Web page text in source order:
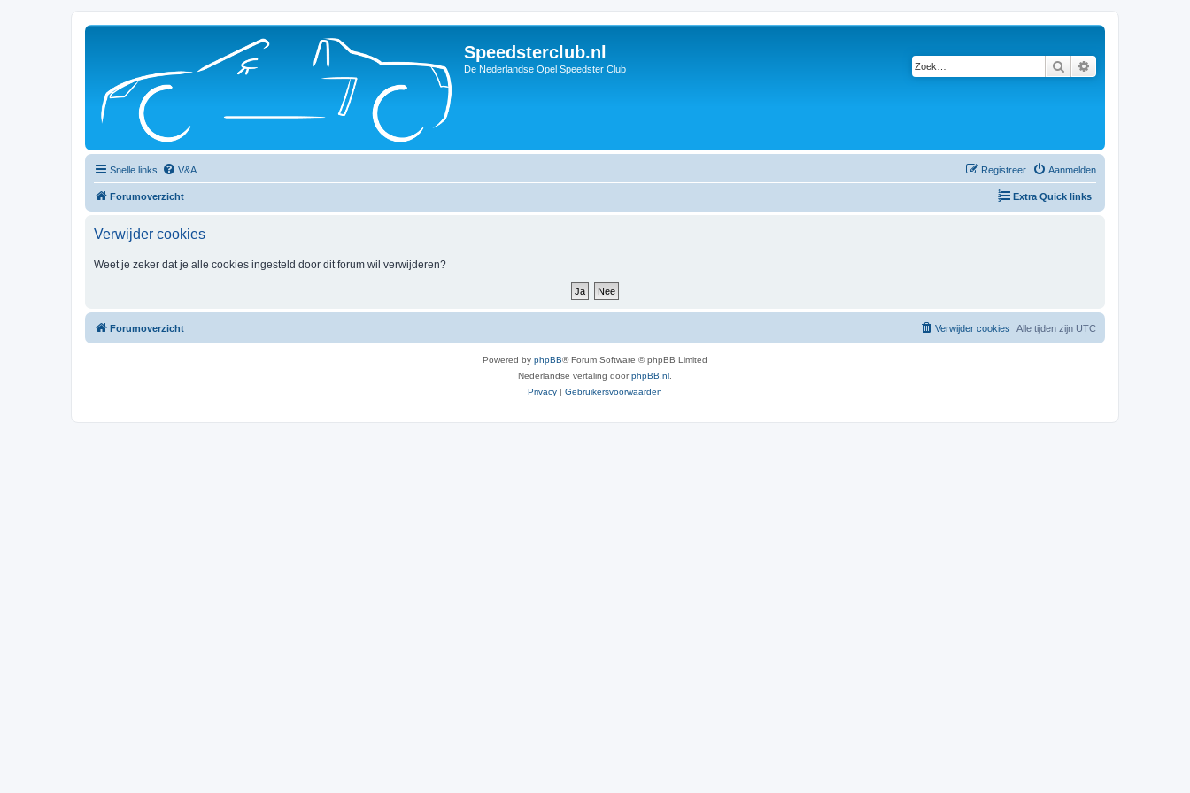
Speedsterclub.nl
De Nederlandse Opel Speedster Club Zoek
Snelle links V&A Aanmelden
Registreer
Forumoverzicht Extra Quick links
Verwijder cookies
Weet je zeker dat je alle cookies ingesteld door dit forum wil verwijderen?
Forumoverzicht Alle tijden zijn UTC
Verwijder cookies
Powered by phpBB® Forum Software © phpBB Limited
Nederlandse vertaling doorphpBB.nl
Privacy | Gebruikersvoorwaarden